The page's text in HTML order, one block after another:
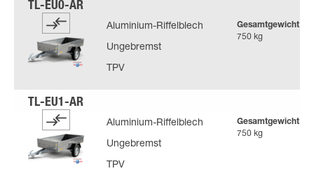
Aluminium-Riffelblech
Ungebremst
TPV
Gesamtgewicht
750 kg
Aluminium-Riffelblech
Ungebremst
TPV
Gesamtgewicht
750 kg